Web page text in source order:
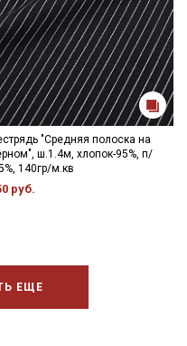
"Средняя полоска на
ш.1.4м, хлопок-95%, п/
140гр/м.кв
руб.
ЕЩЕ
персональных